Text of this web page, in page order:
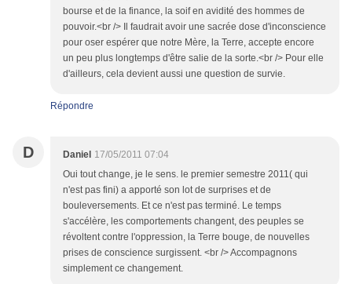
bourse et de la finance, la soif en avidité des hommes de
pouvoir.<br /> Il faudrait avoir une sacrée dose d'inconscience
pour oser espérer que notre Mère, la Terre, accepte encore
un peu plus longtemps d'être salie de la sorte.<br /> Pour elle
d'ailleurs, cela devient aussi une question de survie.
Répondre
D Daniel 17/05/2011 07:04
Oui tout change, je le sens. le premier semestre 2011( qui
n'est pas fini) a apporté son lot de surprises et de
bouleversements. Et ce n'est pas terminé. Le temps
s'accélère, les comportements changent, des peuples se
révoltent contre l'oppression, la Terre bouge, de nouvelles
prises de conscience surgissent. <br /> Accompagnons
simplement ce changement.